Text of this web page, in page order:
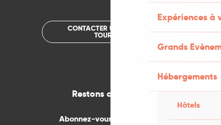
Expériences à
Grands
Hébergements
Hôtels
CONTACTER UN OFFICE DE
TOURISME
Restons connectés
Abonnez-vous gratuitement